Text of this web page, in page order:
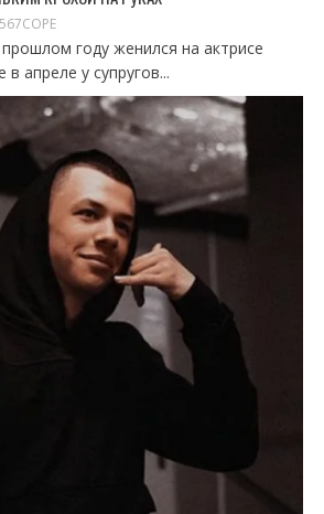
году женился на актрисе
апреле у супругов...